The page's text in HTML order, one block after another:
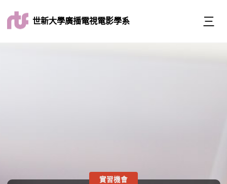
世新大學廣播電視電影學系
實習機會